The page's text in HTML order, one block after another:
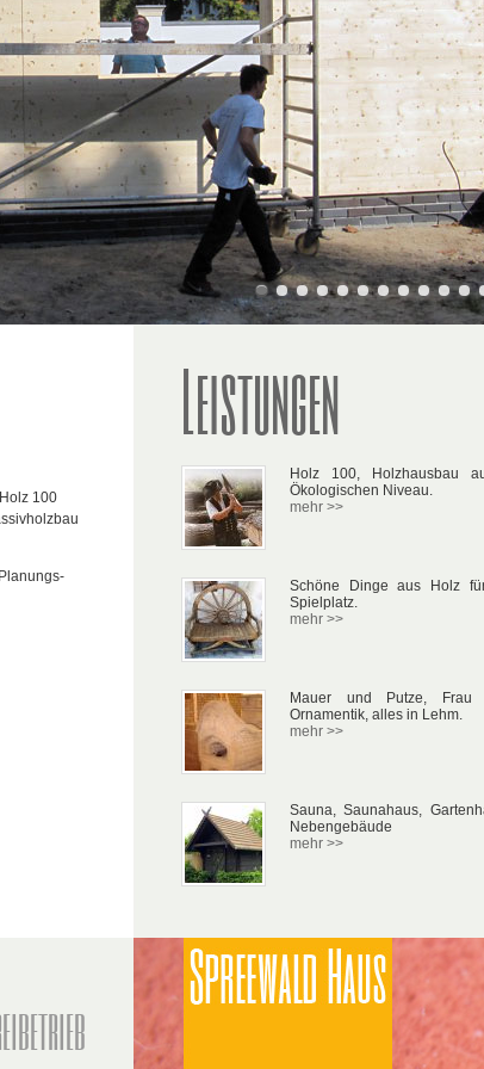
100
Leistungen
Holz 100, Holzhausbau
Ökologischen Niveau.
mehr >>
Schöne Dinge aus Holz
Spielplatz.
mehr >>
Mauer und Putze, Frau
Ornamentik, alles in Lehm.
mehr >>
Sauna, Saunahaus,
Nebengebäude
mehr >>